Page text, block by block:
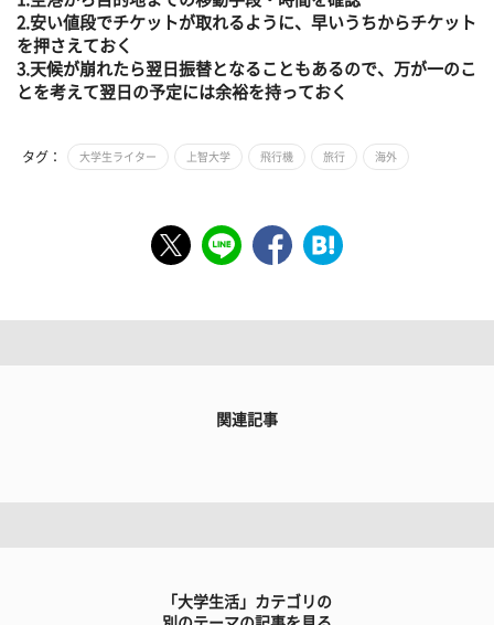
2.安い値段でチケットが取れるように、早いうちからチケット
を押さえておく
3.天候が崩れたら翌日振替となることもあるので、万が一のこ
とを考えて翌日の予定には余裕を持っておく
タグ： 大学生ライター 上智大学 飛行機 旅行 海外
関連記事
「大学生活」カテゴリの